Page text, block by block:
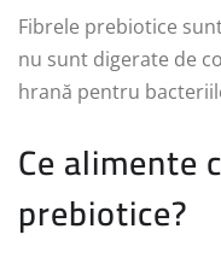
Fibrele prebiotice
nu sunt digerate de
hrană pentru
Ce alimente
prebiotice?